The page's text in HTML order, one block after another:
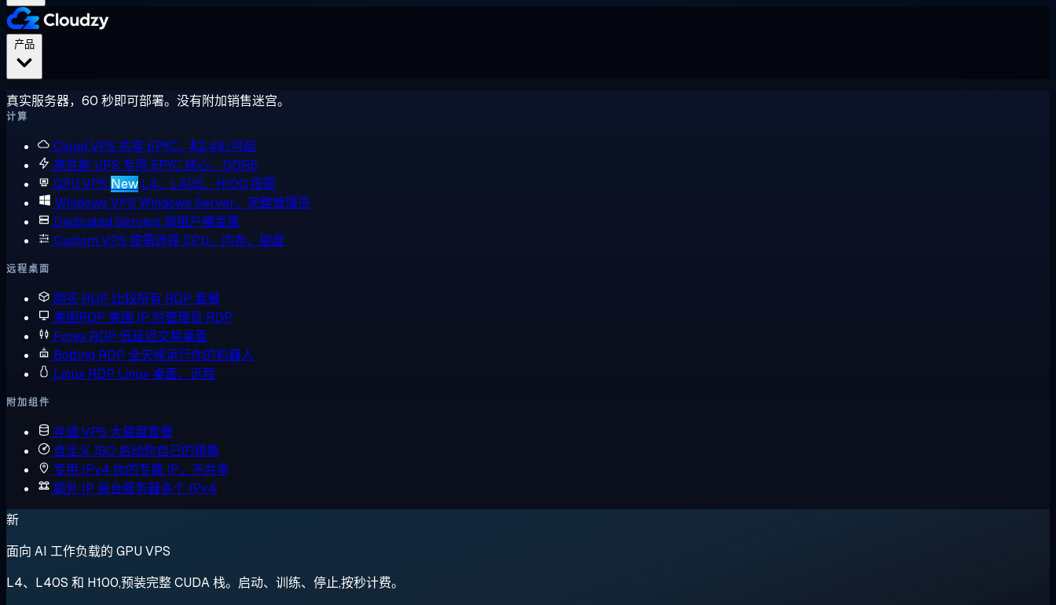
真实服务器，60 秒即可部署。没有附加销售迷宫。
计算
Cloud VPS 共享 EPYC，$2.48/月起
高性能 VPS 专用 EPYC 核心，DDR5
GPU VPS New L4、L40S、H100 按需
Windows VPS Windows Server，完整管理员
Dedicated Servers 单租户裸金属
Custom VPS 按需选择 CPU、内存、磁盘
远程桌面
购买 RDP 比较所有 RDP 套餐
美国RDP 美国 IP 的管理员 RDP
Forex RDP 低延迟交易桌面
Botting RDP 全天候运行你的机器人
Linux RDP Linux 桌面，远程
附加组件
存储 VPS 大磁盘套餐
自定义 ISO 启动你自己的镜像
专用 IPv4 你的专属 IP，不共享
额外 IP 每台服务器多个 IPv4
新
面向 AI 工作负载的 GPU VPS
L4、L40S 和 H100,预装完整 CUDA 栈。启动、训练、停止,按秒计费。